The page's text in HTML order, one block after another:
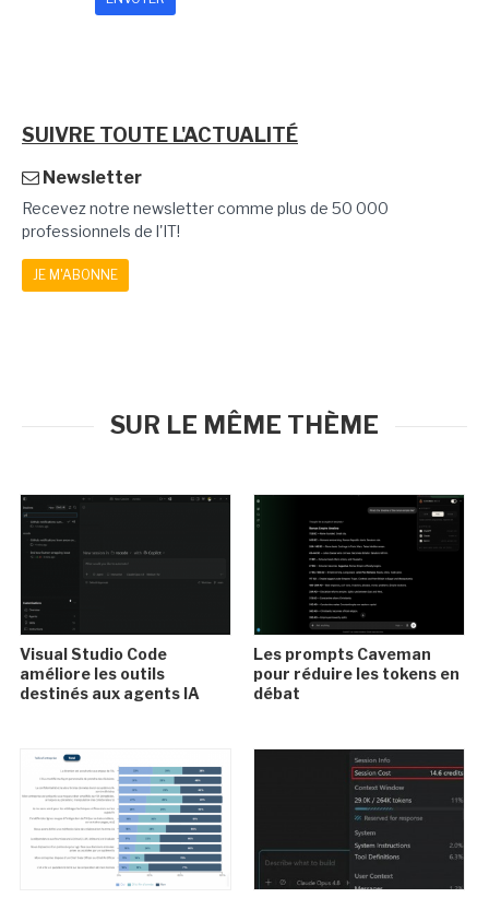
SUIVRE TOUTE L'ACTUALITÉ
Newsletter
Recevez notre newsletter comme plus de 50 000
professionnels de l'IT!
JE M'ABONNE
SUR LE MÊME THÈME
Visual Studio Code
améliore les outils
destinés aux agents IA
Les prompts Caveman
pour réduire les tokens en
débat